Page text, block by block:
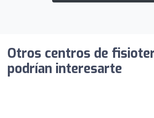
Otros centros de
podrían interesarte